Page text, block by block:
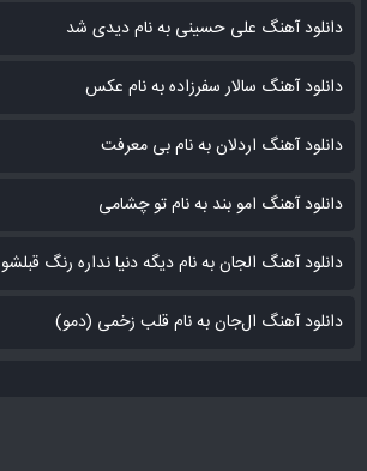
دانلود آهنگ علی حسینی به نام دیدی شد
دانلود آهنگ سالار سفرزاده به نام عکس
دانلود آهنگ اردلان به نام بی معرفت
دانلود آهنگ امو بند به نام تو چشامی
دانلود آهنگ الجان به نام دیگه دنیا نداره رنگ قبلشو
دانلود آهنگ ال‌جان به نام قلب زخمی (دمو)